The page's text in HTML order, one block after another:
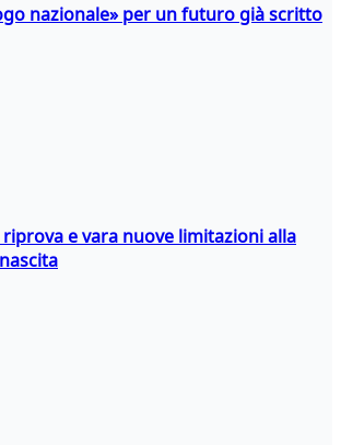
nazionale» per un futuro già scritto
e vara nuove limitazioni alla